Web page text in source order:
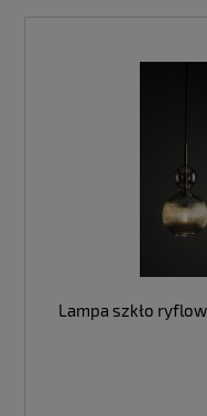
Lampa szkło